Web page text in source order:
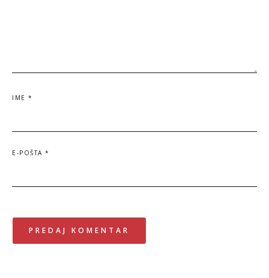
IME *
E-POŠTA *